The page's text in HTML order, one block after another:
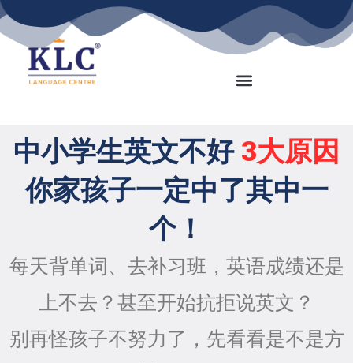
Skip
to
content
中小学生英文不好 3大原因
你家孩子一定中了其中一
个！
每天背单词、去补习班，英语成绩还是
上不去？甚至开始抗拒说英文？
别再怪孩子不努力了，先看看是不是方